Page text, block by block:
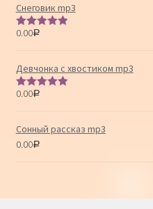
Снеговик mp3
Оценка
0.00Р
Девчонка с хвостиком mp3
Оценка
0.00Р
Сонный рассказ mp3
0.00Р